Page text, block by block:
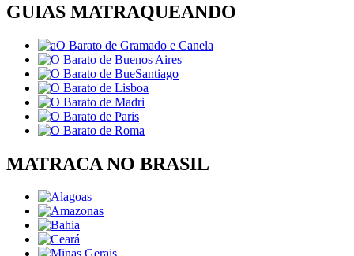
GUIAS MATRAQUEANDO
MATRACA NO BRASIL